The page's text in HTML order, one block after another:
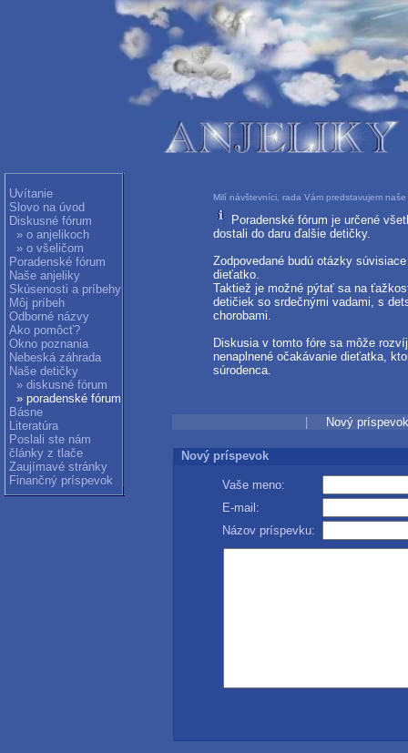
Uvítanie
Slovo na úvod
Diskusné fórum
» o anjelikoch
» o všeličom
Poradenské fórum
Naše anjeliky
Skúsenosti a príbehy
Môj príbeh
Odborné názvy
Ako pomôcť?
Okno poznania
Nebeská záhrada
Naše detičky
» diskusné fórum
» poradenské fórum
Básne
Literatúra
Poslali ste nám
články z tlače
Zaujímavé stránky
Finančný príspevok
Milí návštevníci, rada Vám predstavujem
Poradenské fórum je určené
dostali do daru ďalšie detičky.
Zodpovedané budú otázky
dieťatko.
Taktiež je možné pýtať sa na
detičiek so srdečnými vadami, s
chorobami.
Diskusia v tomto fóre sa môže
nenaplnené očakávanie dieťatka,
súrodenca.
Nový príspevok
Nový príspevok
Vaše meno:
E-mail:
Názov príspevku: